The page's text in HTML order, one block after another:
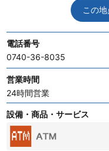
この
電話番号
0740-36-8035
営業時間
24時間営業
設備・商品・サービス